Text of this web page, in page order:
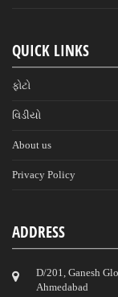
QUICK LINKS
ફોટો
વિડીયો
About us
Privacy Policy
ADDRESS
D/201, Ganesh
Ahmedabad